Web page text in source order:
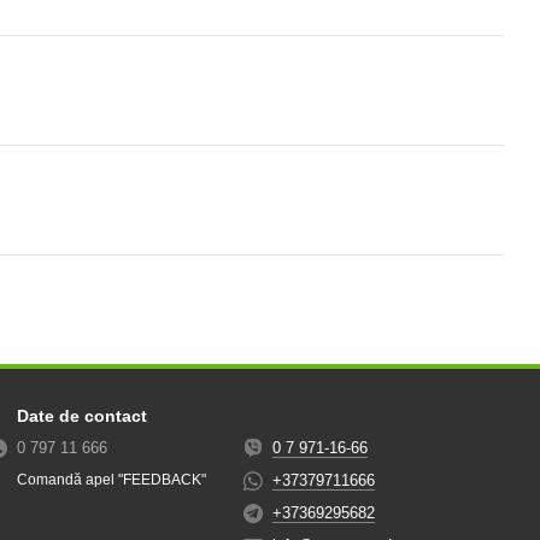
Date de contact
0 797 11 666
Comandă apel "FEEDBACK"
0 7 971-16-66
+37379711666
+37369295682